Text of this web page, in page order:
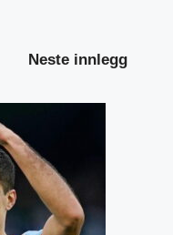
Neste innlegg